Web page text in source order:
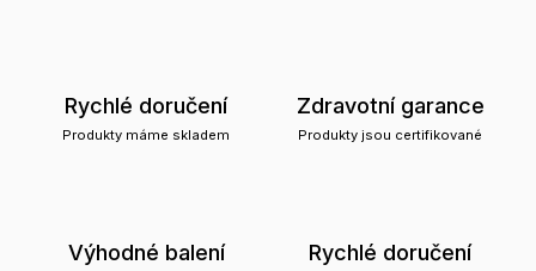
Rychlé doručení
Produkty máme skladem
Zdravotní garance
Produkty jsou certifikované
Výhodné balení Rychlé doručení